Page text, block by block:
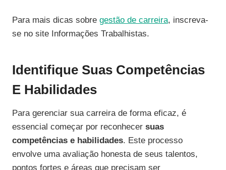
Para mais dicas sobre gestão de carreira, inscreva-
se no site Informações Trabalhistas.
Identifique Suas Competências
E Habilidades
Para gerenciar sua carreira de forma eficaz, é
essencial começar por reconhecer suas
competências e habilidades. Este processo
envolve uma avaliação honesta de seus talentos,
pontos fortes e áreas que precisam ser